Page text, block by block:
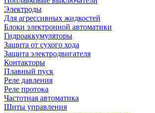
Электроды
Для агрессивных жидкостей
Блоки электронной автоматики
Гидроаккумуляторы
Защита от сухого хода
Защита электродвигателя
Контакторы
Плавный пуск
Реле давления
Реле протока
Частотная автоматика
Щиты управления